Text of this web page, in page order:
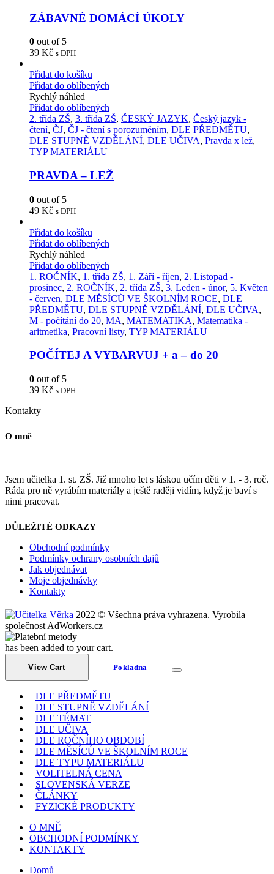
ZÁBAVNÉ DOMÁCÍ ÚKOLY
0 out of 5
39 Kč s DPH
Přidat do košíku
Přidat do oblíbených
Rychlý náhled
Přidat do oblíbených
2. třída ZŠ, 3. třída ZŠ, ČESKÝ JAZYK, Český jazyk -
čtení, ČJ, ČJ - čtení s porozuměním, DLE PŘEDMĚTU,
DLE STUPNĚ VZDĚLÁNÍ, DLE UČIVA, Pravda x lež,
TYP MATERIÁLU
PRAVDA – LEŽ
0 out of 5
49 Kč s DPH
Přidat do košíku
Přidat do oblíbených
Rychlý náhled
Přidat do oblíbených
1. ROČNÍK, 1. třída ZŠ, 1. Září - říjen, 2. Listopad -
prosinec, 2. ROČNÍK, 2. třída ZŠ, 3. Leden - únor, 5. Květen
- červen, DLE MĚSÍCŮ VE ŠKOLNÍM ROCE, DLE
PŘEDMĚTU, DLE STUPNĚ VZDĚLÁNÍ, DLE UČIVA,
M - počítání do 20, MA, MATEMATIKA, Matematika -
aritmetika, Pracovní listy, TYP MATERIÁLU
POČÍTEJ A VYBARVUJ + a – do 20
0 out of 5
39 Kč s DPH
Kontakty
O mně
Jsem učitelka 1. st. ZŠ. Již mnoho let s láskou učím děti v 1. - 3. roč.
Ráda pro ně vyrábím materiály a ještě raději vidím, když je baví s
nimi pracovat.
DŮLEŽITÉ ODKAZY
Obchodní podmínky
Podmínky ochrany osobních dajů
Jak objednávat
Moje objednávky
Kontakty
2022 © Všechna práva vyhrazena. Vyrobila
společnost AdWorkers.cz
has been added to your cart.
View Cart Pokladna
DLE PŘEDMĚTU
DLE STUPNĚ VZDĚLÁNÍ
DLE TÉMAT
DLE UČIVA
DLE ROČNÍHO OBDOBÍ
DLE MĚSÍCŮ VE ŠKOLNÍM ROCE
DLE TYPU MATERIÁLU
VOLITELNÁ CENA
SLOVENSKÁ VERZE
ČLÁNKY
FYZICKÉ PRODUKTY
O MNĚ
OBCHODNÍ PODMÍNKY
KONTAKTY
Domů